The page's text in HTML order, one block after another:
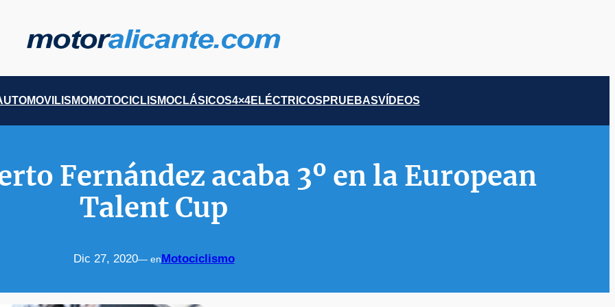
MOTOCICLISMOCLÁSICOS4×4ELÉCTRICOS PRUEBASVÍDEOS
Fernández acaba 3º en la European
Talent Cup
Dic 27, 2020— enMotociclismo